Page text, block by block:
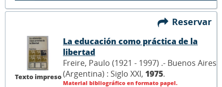
Reservar
Texto impreso
La educación como práctica de la
libertad
Freire, Paulo (1921 - 1997) .- Buenos Aires
(Argentina) : Siglo XXI, 1975.
Material bibliográfico en formato papel.